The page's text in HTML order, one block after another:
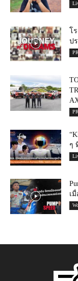
โ
ป
ๆ
เ